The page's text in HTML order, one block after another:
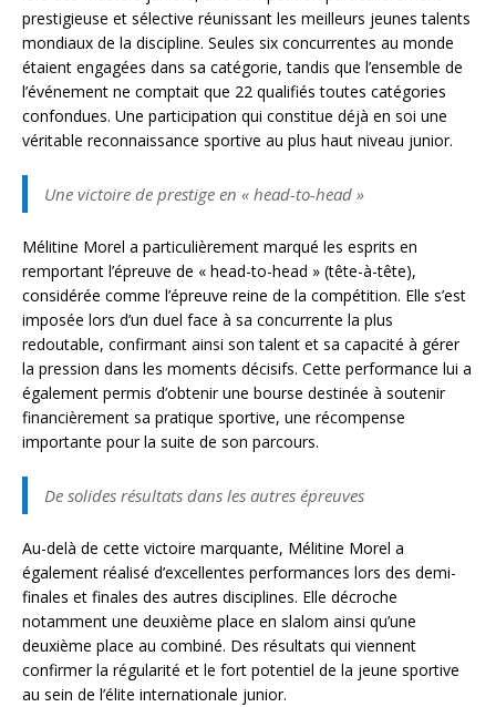
prestigieuse et sélective réunissant les meilleurs jeunes talents
mondiaux de la discipline. Seules six concurrentes au monde
étaient engagées dans sa catégorie, tandis que l’ensemble de
l’événement ne comptait que 22 qualifiés toutes catégories
confondues. Une participation qui constitue déjà en soi une
véritable reconnaissance sportive au plus haut niveau junior.
Une victoire de prestige en « head-to-head »
Mélitine Morel a particulièrement marqué les esprits en
remportant l’épreuve de « head-to-head » (tête-à-tête),
considérée comme l’épreuve reine de la compétition. Elle s’est
imposée lors d’un duel face à sa concurrente la plus
redoutable, confirmant ainsi son talent et sa capacité à gérer
la pression dans les moments décisifs. Cette performance lui a
également permis d’obtenir une bourse destinée à soutenir
financièrement sa pratique sportive, une récompense
importante pour la suite de son parcours.
De solides résultats dans les autres épreuves
Au-delà de cette victoire marquante, Mélitine Morel a
également réalisé d’excellentes performances lors des demi-
finales et finales des autres disciplines. Elle décroche
notamment une deuxième place en slalom ainsi qu’une
deuxième place au combiné. Des résultats qui viennent
confirmer la régularité et le fort potentiel de la jeune sportive
au sein de l’élite internationale junior.